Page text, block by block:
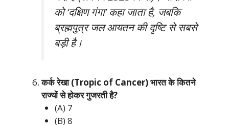
को ‘दक्षिण गंगा’ कहा जाता है, जबकि
ब्रह्मपुत्र जल आयतन की दृष्टि से सबसे
बड़ी है।
कर्क रेखा (Tropic of Cancer) भारत के कितने
राज्यों से होकर गुजरती है?
(A) 7
(B) 8